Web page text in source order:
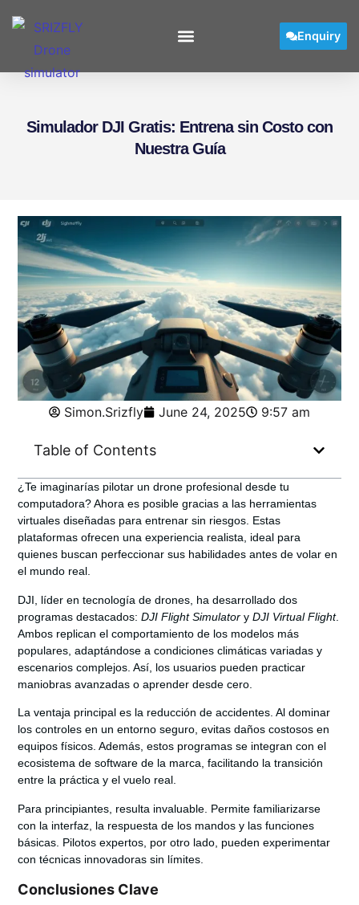
Enquiry
Simulador DJI Gratis: Entrena sin Costo con
Nuestra Guía
Simon.Srizfly June 24, 2025 9:57 am
Table of Contents
¿Te imaginarías pilotar un drone profesional desde tu
computadora? Ahora es posible gracias a las herramientas
virtuales diseñadas para entrenar sin riesgos. Estas
plataformas ofrecen una experiencia realista, ideal para
quienes buscan perfeccionar sus habilidades antes de volar en
el mundo real.
DJI, líder en tecnología de drones, ha desarrollado dos
programas destacados:DJI Flight Simulator yDJI Virtual Flight.
Ambos replican el comportamiento de los modelos más
populares, adaptándose a condiciones climáticas variadas y
escenarios complejos. Así, los usuarios pueden practicar
maniobras avanzadas o aprender desde cero.
La ventaja principal es la reducción de accidentes. Al dominar
los controles en un entorno seguro, evitas daños costosos en
equipos físicos. Además, estos programas se integran con el
ecosistema de software de la marca, facilitando la transición
entre la práctica y el vuelo real.
Para principiantes, resulta invaluable. Permite familiarizarse
con la interfaz, la respuesta de los mandos y las funciones
básicas. Pilotos expertos, por otro lado, pueden experimentar
con técnicas innovadoras sin límites.
Conclusiones Clave